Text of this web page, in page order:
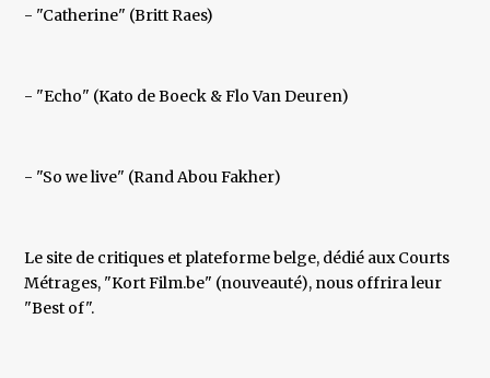
- "Catherine" (Britt Raes)
- "Echo" (Kato de Boeck & Flo Van Deuren)
- "So we live" (Rand Abou Fakher)
Le site de critiques et plateforme belge, dédié aux Courts
Métrages, "Kort Film.be" (nouveauté), nous offrira leur
"Best of".